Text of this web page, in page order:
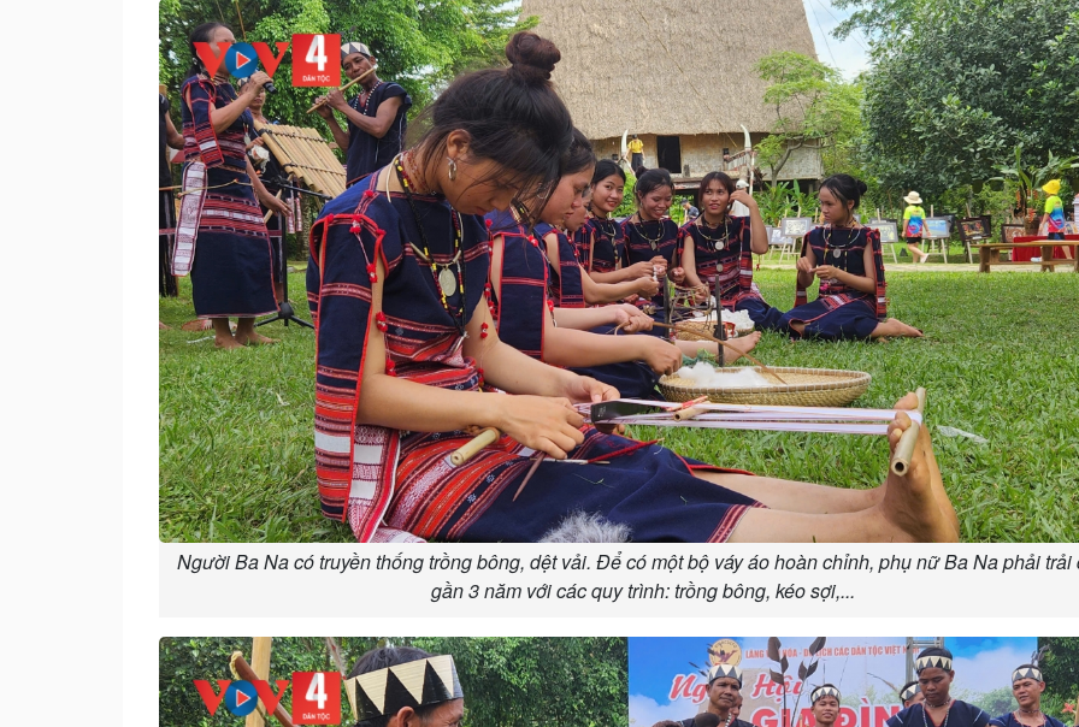
Người Ba Na có truyền thống trồng bông, dệt vải. Để có một bộ váy áo hoàn chỉnh, phụ nữ Ba Na phải trải
gần 3 năm với các quy trình: trồng bông, kéo sợi,...